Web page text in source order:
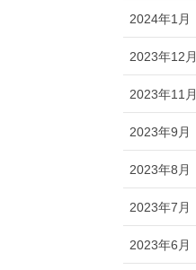
2024年1月
2023年12月
2023年11月
2023年9月
2023年8月
2023年7月
2023年6月